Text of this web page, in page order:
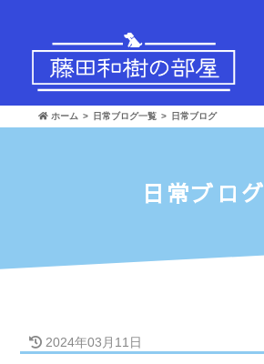
ホーム 日常ブログ一覧 日常ブログ
日常ブログ
2024年03月11日